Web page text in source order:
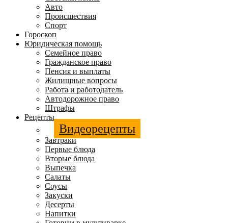
Авто
Происшествия
Спорт
Гороскоп
Юридическая помощь
Семейное право
Гражданское право
Пенсия и выплаты
Жилищные вопросы
Работа и работодатель
Автодорожное право
Штрафы
Рецепты
Видеорецепты
Завтраки
Первые блюда
Вторые блюда
Выпечка
Салаты
Соусы
Закуски
Десерты
Напитки